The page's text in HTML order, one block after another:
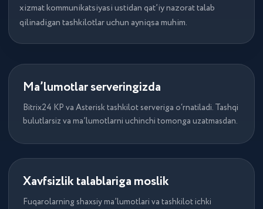
xizmat kommunikatsiyasi ustidan qat’iy nazorat talab
qilinadigan tashkilotlar uchun ayniqsa muhim.
Ma’lumotlar serveringizda
Bitrix24 KP va Asterisk tashkilot serveriga o‘rnatiladi. Tashqi
bulutlarsiz va ma’lumotlarni uchinchi tomonga uzatmasdan.
Xavfsizlik talablariga moslik
Fuqarolarning shaxsiy ma’lumotlari va tashkilot ichki